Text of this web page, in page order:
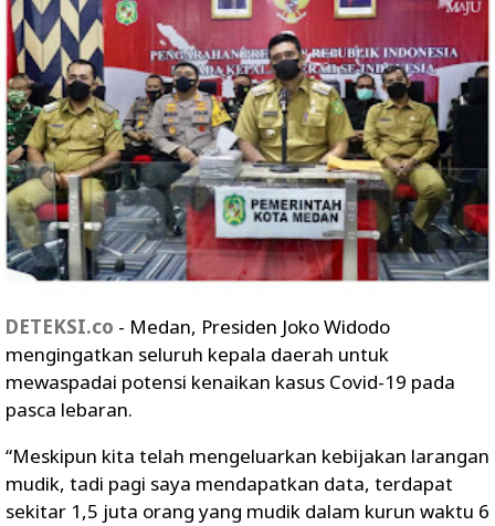
DETEKSI.co - Medan, Presiden Joko Widodo
mengingatkan seluruh kepala daerah untuk
mewaspadai potensi kenaikan kasus Covid-19 pada
pasca lebaran.
“Meskipun kita telah mengeluarkan kebijakan larangan
mudik, tadi pagi saya mendapatkan data, terdapat
sekitar 1,5 juta orang yang mudik dalam kurun waktu 6